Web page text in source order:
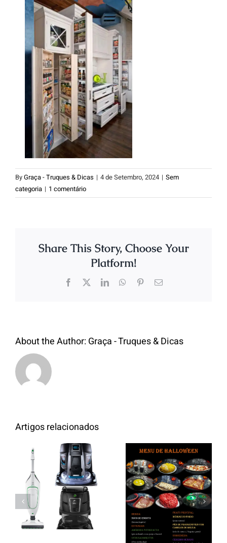
ByGraça - Truques & Dicas | 4 de Setembro, 2024 | Sem
categoria | 1 comentário
Share This Story, Choose Your
Platform!
About the Author:Graça - Truques & Dicas
Artigos relacionados
Aspiradores
/Sistema de
Higiene,
Saúde e
Limpeza
Kobold –
Rainbow –
Menu de
Halloween
2019